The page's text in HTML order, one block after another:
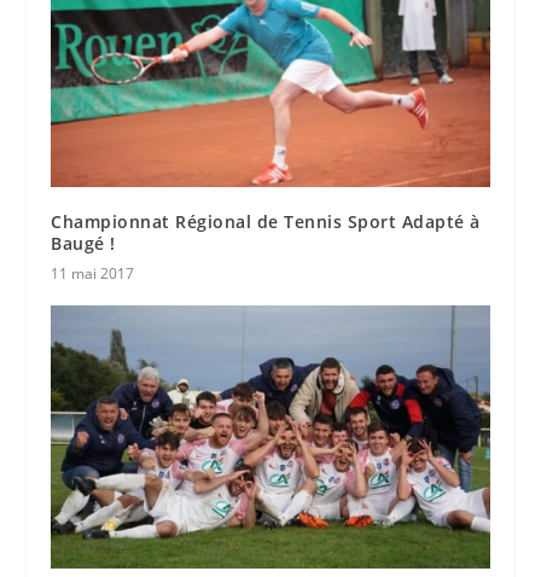
Championnat Régional de Tennis Sport Adapté à
Baugé !
11 mai 2017